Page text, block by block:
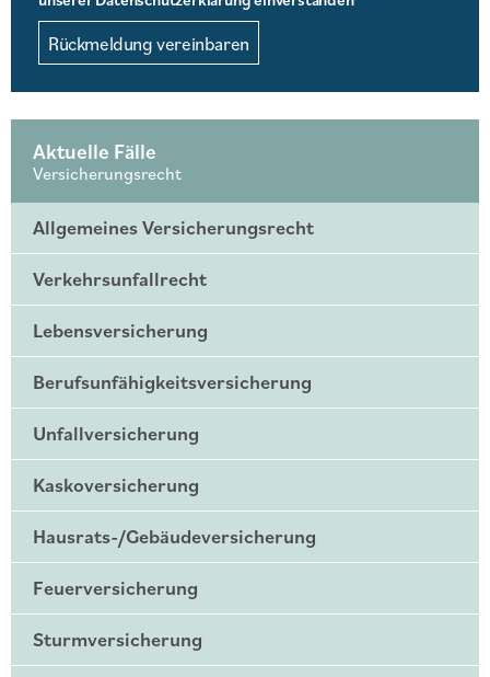
Rückmeldung vereinbaren
Aktuelle Fälle
Versicherungsrecht
Allgemeines Versicherungsrecht
Verkehrsunfallrecht
Lebensversicherung
Berufsunfähigkeitsversicherung
Unfallversicherung
Kaskoversicherung
Hausrats-/Gebäudeversicherung
Feuerversicherung
Sturmversicherung